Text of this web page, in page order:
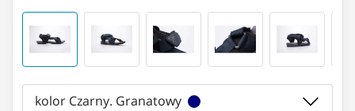
kolor Czarny. Granatowy